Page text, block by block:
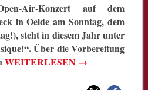
Air-Konzert auf dem
in Oelde am Sonntag, dem
steht in diesem Jahr unter
Über die Vorbereitung
WEITERLESEN →